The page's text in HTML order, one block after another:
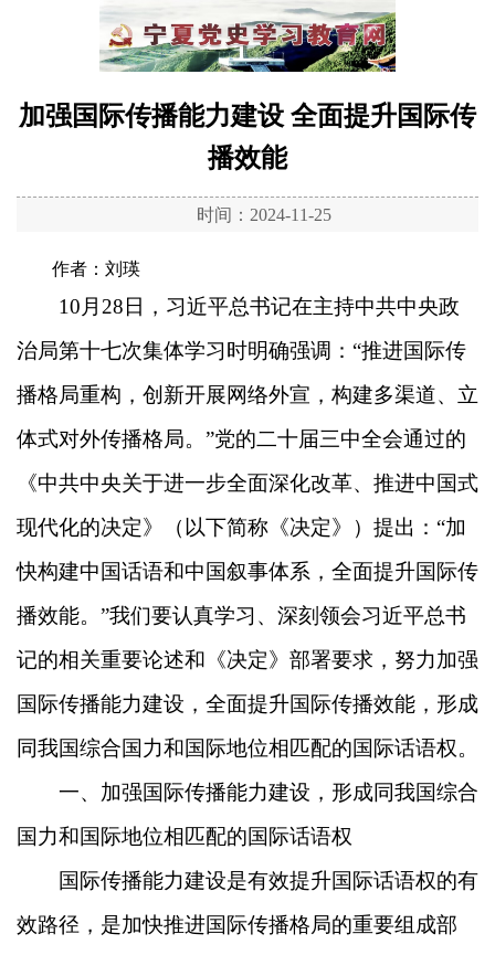
加强国际传播能力建设 全面提升国际传
播效能
时间：2024-11-25
作者：刘瑛
10月28日，习近平总书记在主持中共中央政
治局第十七次集体学习时明确强调：“推进国际传
播格局重构，创新开展网络外宣，构建多渠道、立
体式对外传播格局。”党的二十届三中全会通过的
《中共中央关于进一步全面深化改革、推进中国式
现代化的决定》（以下简称《决定》）提出：“加
快构建中国话语和中国叙事体系，全面提升国际传
播效能。”我们要认真学习、深刻领会习近平总书
记的相关重要论述和《决定》部署要求，努力加强
国际传播能力建设，全面提升国际传播效能，形成
同我国综合国力和国际地位相匹配的国际话语权。
一、加强国际传播能力建设，形成同我国综合
国力和国际地位相匹配的国际话语权
国际传播能力建设是有效提升国际话语权的有
效路径，是加快推进国际传播格局的重要组成部